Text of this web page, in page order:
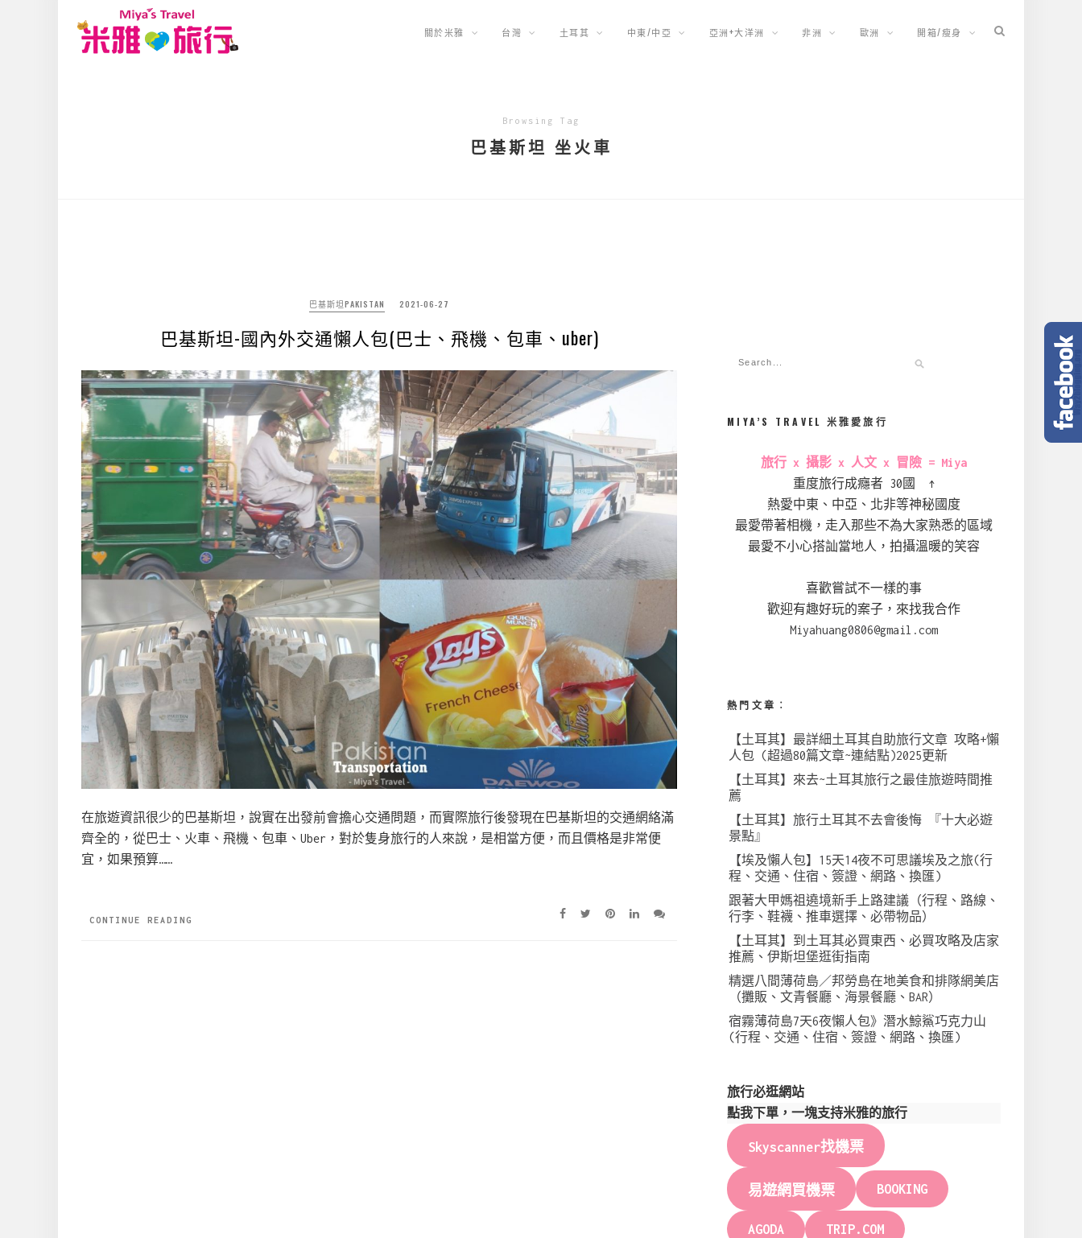
關於米雅 台灣 土耳其 中東/中亞 亞洲+大洋洲 非洲 歐洲 開箱/瘦身
Browsing Tag
巴基斯坦 坐火車
巴基斯坦PAKISTAN 2021-06-27
巴基斯坦-國內外交通懶人包(巴士、飛機、包車、uber)
在旅遊資訊很少的巴基斯坦，說實在出發前會擔心交通問題，而實際旅行後發現在巴基斯坦的交通網絡滿
齊全的，從巴士、火車、飛機、包車、Uber，對於隻身旅行的人來說，是相當方便，而且價格是非常便
宜，如果預算……
CONTINUE READING
MIYA’S TRAVEL 米雅愛旅行
旅行 x 攝影 x 人文 x 冒險 = Miya
重度旅行成癮者 30國 ↑
熱愛中東、中亞、北非等神秘國度
最愛帶著相機，走入那些不為大家熟悉的區域
最愛不小心搭訕當地人，拍攝溫暖的笑容
喜歡嘗試不一樣的事
歡迎有趣好玩的案子，來找我合作
Miyahuang0806@gmail.com
熱門文章︰
【土耳其】最詳細土耳其自助旅行文章 攻略+懶
人包 (超過80篇文章~連結點)2025更新
【土耳其】來去~土耳其旅行之最佳旅遊時間推
薦
【土耳其】旅行土耳其不去會後悔 『十大必遊
景點』
【埃及懶人包】15天14夜不可思議埃及之旅(行
程、交通、住宿、簽證、網路、換匯)
跟著大甲媽祖遶境新手上路建議（行程、路線、
行李、鞋襪、推車選擇、必帶物品）
【土耳其】到土耳其必買東西、必買攻略及店家
推薦、伊斯坦堡逛街指南
精選八間薄荷島／邦勞島在地美食和排隊網美店
（攤販、文青餐廳、海景餐廳、BAR）
宿霧薄荷島7天6夜懶人包》潛水鯨鯊巧克力山
(行程、交通、住宿、簽證、網路、換匯)
旅行必逛網站
點我下單，一塊支持米雅的旅行
Skyscanner找機票
易遊網買機票 BOOKING
AGODA TRIP.COM